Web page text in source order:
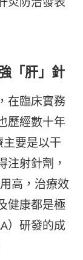
「肝」針
在臨床實務
歷經數十年
要是以干
注射針劑，
高，治療效
健康都是極
）研發的成